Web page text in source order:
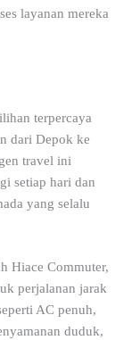
layanan mereka
terpercaya
dari Depok ke
travel ini
setiap hari dan
yang selalu
Hiace Commuter,
perjalanan jarak
AC penuh,
duduk,